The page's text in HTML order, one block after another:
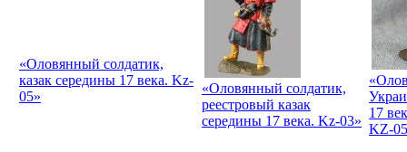
«Оловянный солдатик,
казак середины 17 века. Kz-
05»
«Оловянный солдатик,
реестровый казак
середины 17 века. Kz-03»
17
KZ-